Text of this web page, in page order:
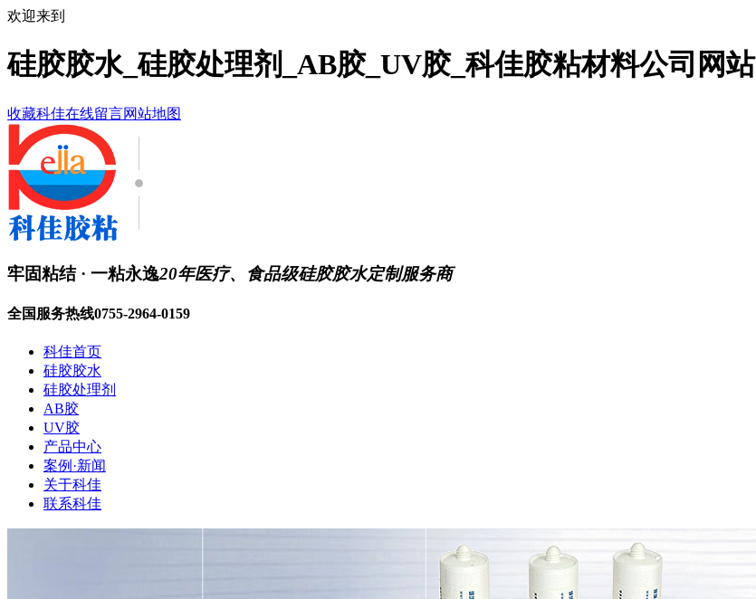
欢迎来到
硅胶胶水_硅胶处理剂_AB胶_UV胶_科佳胶粘材料公司网站
收藏科佳在线留言网站地图
牢固粘结 · 一粘永逸20年医疗、食品级硅胶胶水定制服务商
全国服务热线0755-2964-0159
科佳首页
硅胶胶水
硅胶处理剂
AB胶
UV胶
产品中心
案例·新闻
关于科佳
联系科佳